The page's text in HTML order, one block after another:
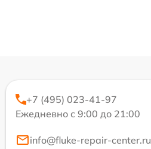
+7 (495) 023-41-97
Ежедневно с 9:00 до 21:00
info@fluke-repair-center.ru